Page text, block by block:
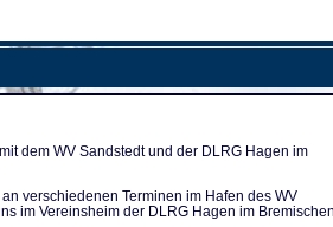
dem WV Sandstedt und der DLRG Hagen im
verschiedenen Terminen im Hafen des WV
im Vereinsheim der DLRG Hagen im